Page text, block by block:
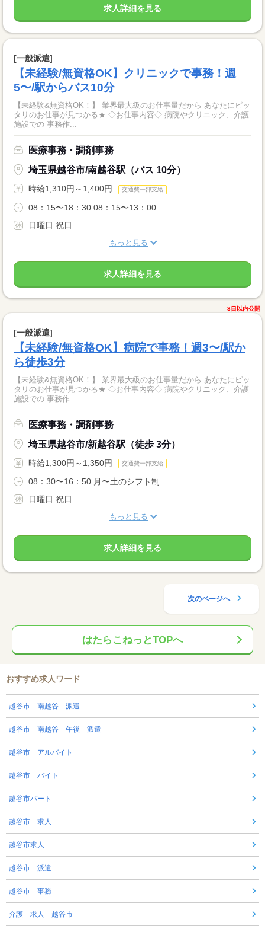
求人詳細を見る
[一般派遣]
【未経験/無資格OK】クリニックで事務！週
5〜/駅からバス10分
【未経験&無資格OK！】 業界最大級のお仕事量だから あなたにピッ
タリのお仕事が見つかる★ ◇お仕事内容◇ 病院やクリニック、介護
施設での 事務作...
医療事務・調剤事務
埼玉県越谷市/南越谷駅（バス 10分）
時給1,310円～1,400円 交通費一部支給
08：15〜18：30 08：15〜13：00
日曜日 祝日
もっと見る
求人詳細を見る
3日以内公開
[一般派遣]
【未経験/無資格OK】病院で事務！週3〜/駅か
ら徒歩3分
【未経験&無資格OK！】 業界最大級のお仕事量だから あなたにピッ
タリのお仕事が見つかる★ ◇お仕事内容◇ 病院やクリニック、介護
施設での 事務作...
医療事務・調剤事務
埼玉県越谷市/新越谷駅（徒歩 3分）
時給1,300円～1,350円 交通費一部支給
08：30〜16：50 月〜土のシフト制
日曜日 祝日
もっと見る
求人詳細を見る
次のページへ
はたらこねっとTOPへ
おすすめ求人ワード
越谷市 南越谷 派遣
越谷市 南越谷 午後 派遣
越谷市 アルバイト
越谷市 バイト
越谷市パート
越谷市 求人
越谷市求人
越谷市 派遣
越谷市 事務
介護 求人 越谷市